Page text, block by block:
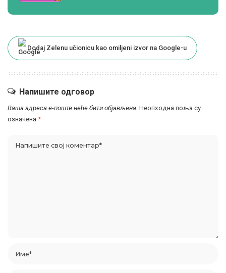
Dodaj Zelenu učionicu kao omiljeni izvor na Google-u
Напишите одговор
Ваша адреса е-поште неће бити објављена. Неопходна поља су
означена *